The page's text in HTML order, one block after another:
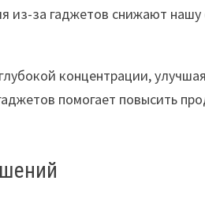
из-за гаджетов снижают нашу
концентрации,
помогает повысить